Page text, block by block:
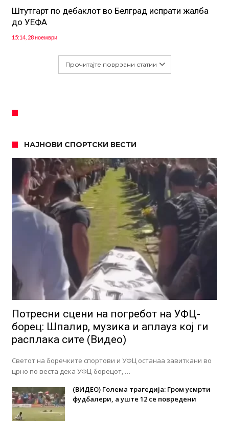
Штутгарт по дебаклот во Белград испрати жалба
до УЕФА
15:14, 28 ноември
Прочитајте поврзани статии
НАЈНОВИ СПОРТСКИ ВЕСТИ
Потресни сцени на погребот на УФЦ-
борец: Шпалир, музика и аплауз кој ги
расплака сите (Видео)
Светот на боречките спортови и УФЦ останаа завиткани во
црно по веста дека УФЦ-борецот, …
(ВИДЕО) Голема трагедија: Гром усмрти
фудбалери, а уште 12 се повредени